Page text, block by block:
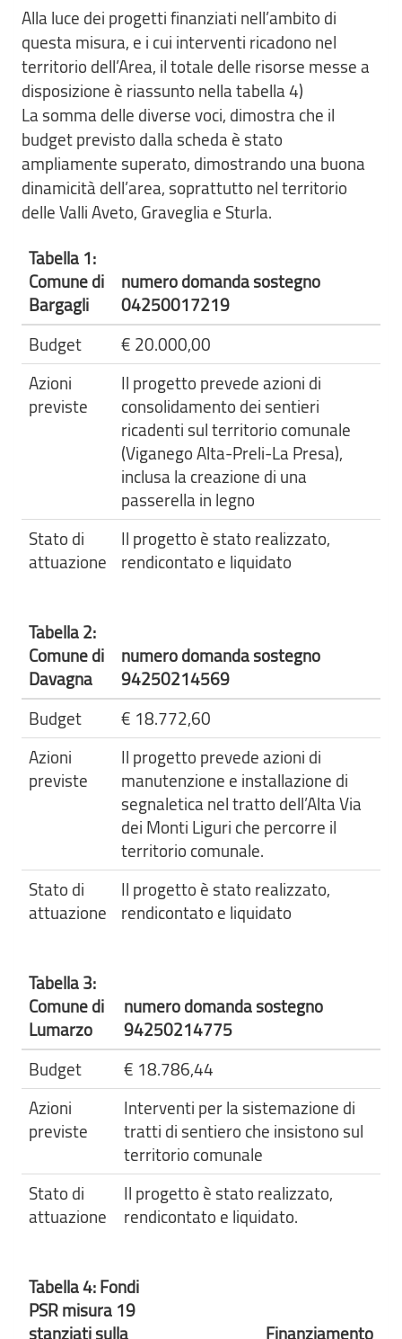
Alla luce dei progetti finanziati nell’ambito di
questa misura, e i cui interventi ricadono nel
territorio dell’Area, il totale delle risorse messe a
disposizione è riassunto nella tabella 4)
La somma delle diverse voci, dimostra che il
budget previsto dalla scheda è stato
ampliamente superato, dimostrando una buona
dinamicità dell’area, soprattutto nel territorio
delle Valli Aveto, Graveglia e Sturla.
Tabella 1:
Comune di
Bargagli
numero domanda sostegno
04250017219
Budget
€ 20.000,00
Azioni
previste
Il progetto prevede azioni di
consolidamento dei sentieri
ricadenti sul territorio comunale
(Viganego Alta-Preli-La Presa),
inclusa la creazione di una
passerella in legno
Stato di
attuazione
Il progetto è stato realizzato,
rendicontato e liquidato
Tabella 2:
Comune di
Davagna
numero domanda sostegno
94250214569
Budget
€ 18.772,60
Azioni
previste
Il progetto prevede azioni di
manutenzione e installazione di
segnaletica nel tratto dell’Alta Via
dei Monti Liguri che percorre il
territorio comunale.
Stato di
attuazione
Il progetto è stato realizzato,
rendicontato e liquidato
Tabella 3:
Comune di
Lumarzo
numero domanda sostegno
94250214775
Budget
€ 18.786,44
Azioni
previste
Interventi per la sistemazione di
tratti di sentiero che insistono sul
territorio comunale
Stato di
attuazione
Il progetto è stato realizzato,
rendicontato e liquidato.
Tabella 4: Fondi
PSR misura 19
stanziati sulla
Finanziamento